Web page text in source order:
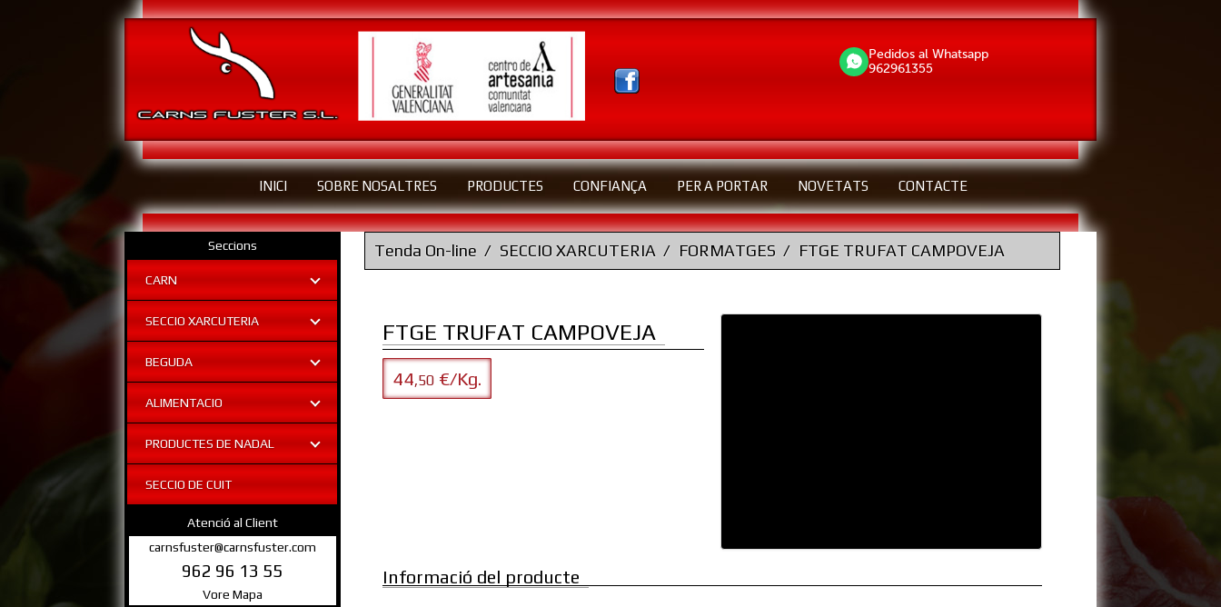
Pedidos al Whatsapp
962961355
INICI SOBRE NOSALTRES PRODUCTES CONFIANÇA PER A PORTAR NOVETATS CONTACTE
Seccions
CARN
SECCIO XARCUTERIA
BEGUDA
ALIMENTACIO
PRODUCTES DE NADAL
SECCIO DE CUIT
Atenció al Client
carnsfuster@carnsfuster.com
962 96 13 55
Vore Mapa
Tenda On-line SECCIO XARCUTERIA FORMATGES FTGE TRUFAT CAMPOVEJA
FTGE TRUFAT CAMPOVEJA
44,50 €/Kg.
Informació del producte